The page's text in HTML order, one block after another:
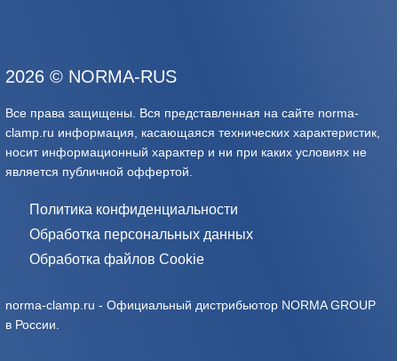
2026 © NORMA-RUS
Все права защищены. Вся представленная на сайте norma-
clamp.ru информация, касающаяся технических характеристик,
носит информационный характер и ни при каких условиях не
является публичной оффертой.‍
Политика конфиденциальности
Обработка персональных данных
Обработка файлов Cookie
norma-clamp.ru - Официальный дистрибьютор NORMA GROUP
в России.